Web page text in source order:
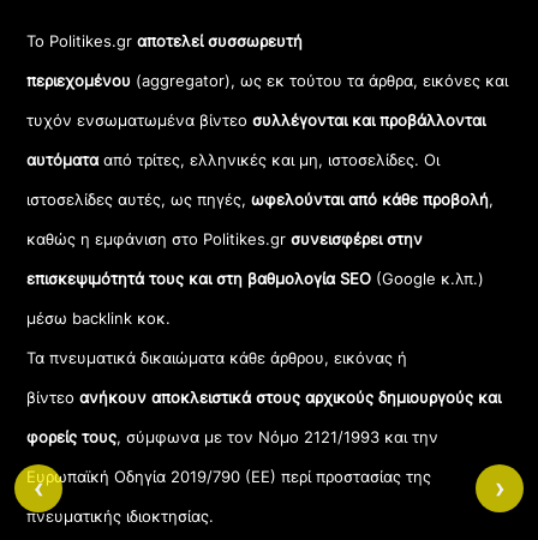
Το Politikes.grαποτελεί συσσωρευτή
περιεχομένου (aggregator), ως εκ τούτου τα άρθρα, εικόνες και
τυχόν ενσωματωμένα βίντεοσυλλέγονται και προβάλλονται
αυτόματααπό τρίτες, ελληνικές και μη, ιστοσελίδες. Οι
ιστοσελίδες αυτές, ως πηγές,ωφελούνται από κάθε προβολή,
καθώς η εμφάνιση στο Politikes.gr συνεισφέρει στην
επισκεψιμότητά τους και στη βαθμολογία SEO (Google κ.λπ.)
μέσω backlink κοκ.
Τα πνευματικά δικαιώματα κάθε άρθρου, εικόνας ή
βίντεοανήκουν αποκλειστικά στους αρχικούς δημιουργούς και
φορείς τους, σύμφωνα με τον Νόμο 2121/1993 και την
Ευρωπαϊκή Οδηγία 2019/790 (ΕΕ) περί προστασίας της
πνευματικής ιδιοκτησίας.
‹ ›